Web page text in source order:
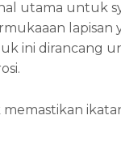
utama untuk
ini dirancang